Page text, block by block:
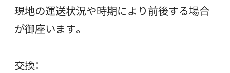
現地の運送状況や時期により前後する場合
が御座います。
交換：